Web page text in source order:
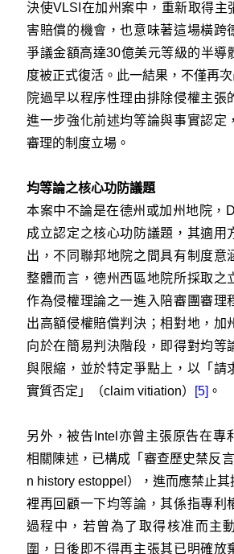
決使VLSI在加州案中，重新取得主
害賠償的機會，也意味著這場橫跨
爭議金額高達30億美元等級的半導
度被正式復活。此一結果，不僅再
院過早以程序性理由排除侵權主張
進一步強化前述均等論與事實認定
審理的制度立場。
均等論之核心功防議題
本案中不論是在德州或加州地院，
成立認定之核心功防議題，其適用
出，不同聯邦地院之間具有制度意
整體而言，德州西區地院所採取之
作為侵權理論之一進入陪審團審理
出高額侵權賠償判決；相對地，加
向於在簡易判決階段，即得對均等
與限縮，並於特定爭點上，以「請
實質否定」（claim vitiation）
[5] 。
另外，被告Intel亦曾主張原告在專
相關陳述，已構成「審查歷史禁反
n history estoppel），進而應禁止
裡再回顧一下均等論，其係指專利
過程中，若曾為了取得核准而主
圍，日後即不得再主張其已明確放